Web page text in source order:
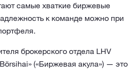
самые хваткие биржевые
к команде можно при
брокерского отдела LHV
(«Биржевая акула») — это